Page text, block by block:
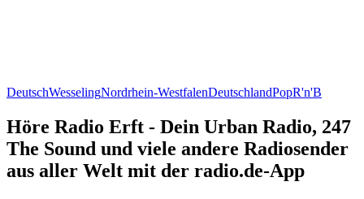
DeutschWesselingNordrhein-WestfalenDeutschlandPopR'n'B
Höre Radio Erft - Dein Urban Radio, 247
The Sound und viele andere Radiosender
aus aller Welt mit der radio.de-App